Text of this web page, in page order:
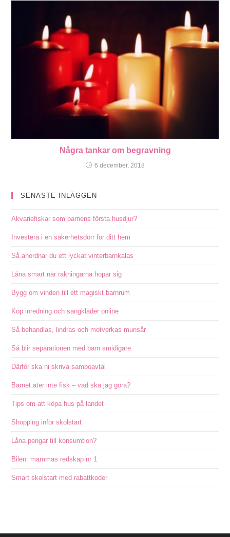
Några tankar om begravning
6 december, 2018
SENASTE INLÄGGEN
Akvariefiskar som barnens första husdjur?
Investera i en säkerhetsdörr för ditt hem
Så anordnar du ett lyckat vinterbarnkalas
Låna smart när räkningarna hopar sig
Bygg om vinden till ett magiskt barnrum
Köp inredning och sängkläder online
Så behandlas, lindras och motverkas munsår
Så blir separationen med barn smidigare
Därför ska ni skriva samboavtal
Barnet äter inte fisk – vad ska jag göra?
Tips om att köpa hus på landet
Shopping inför skolstart
Låna pengar till konsumtion?
Bilen: mammas redskap nr 1
Smart skolstart med rabattkoder